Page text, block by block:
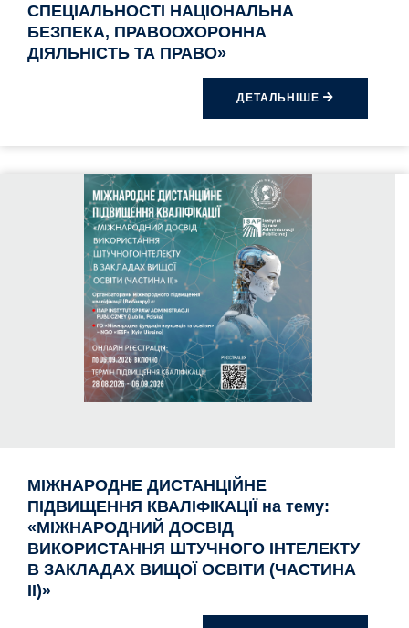
СПЕЦІАЛЬНОСТІ НАЦІОНАЛЬНА
БЕЗПЕКА, ПРАВООХОРОННА
ДІЯЛЬНІСТЬ ТА ПРАВО»
ДЕТАЛЬНІШЕ
МІЖНАРОДНЕ ДИСТАНЦІЙНЕ
ПІДВИЩЕННЯ КВАЛІФІКАЦІЇ на тему:
«МІЖНАРОДНИЙ ДОСВІД
ВИКОРИСТАННЯ ШТУЧНОГО ІНТЕЛЕКТУ
В ЗАКЛАДАХ ВИЩОЇ ОСВІТИ (ЧАСТИНА
II)»